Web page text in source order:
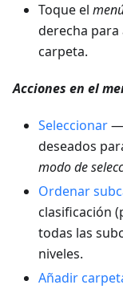
Toque el
derecha para
carpeta.
Acciones en el
Seleccionar—
deseados
modo de
Ordenar
clasificación
todas las
niveles.
Añadir